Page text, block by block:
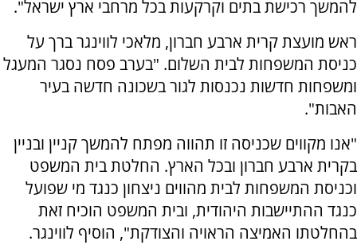
להמשך רכישת בתים וקרקעות בכל מרחבי ארץ ישראל".
ראש מועצת קרית ארבע חברון, מלאכי לווינגר ברך על
כניסת המשפחות לבית השלום. "בערב פסח נסגר המעגל
ומשפחות חדשות נכנסות לגור בשכונה חדשה בעיר
האבות".
"אנו מקווים שכניסה זו תהווה מפתח להמשך קניין ובניין
בקרית ארבע חברון ובכל הארץ. החלטת בית המשפט
וכניסת המשפחות לבית מהווים ניצחון כנגד מי שפועל
כנגד ההתיישבות היהודית, ובית המשפט הוכיח זאת
בהחלטתו האמיצה הראויה והצודקת", הוסיף לווינגר.